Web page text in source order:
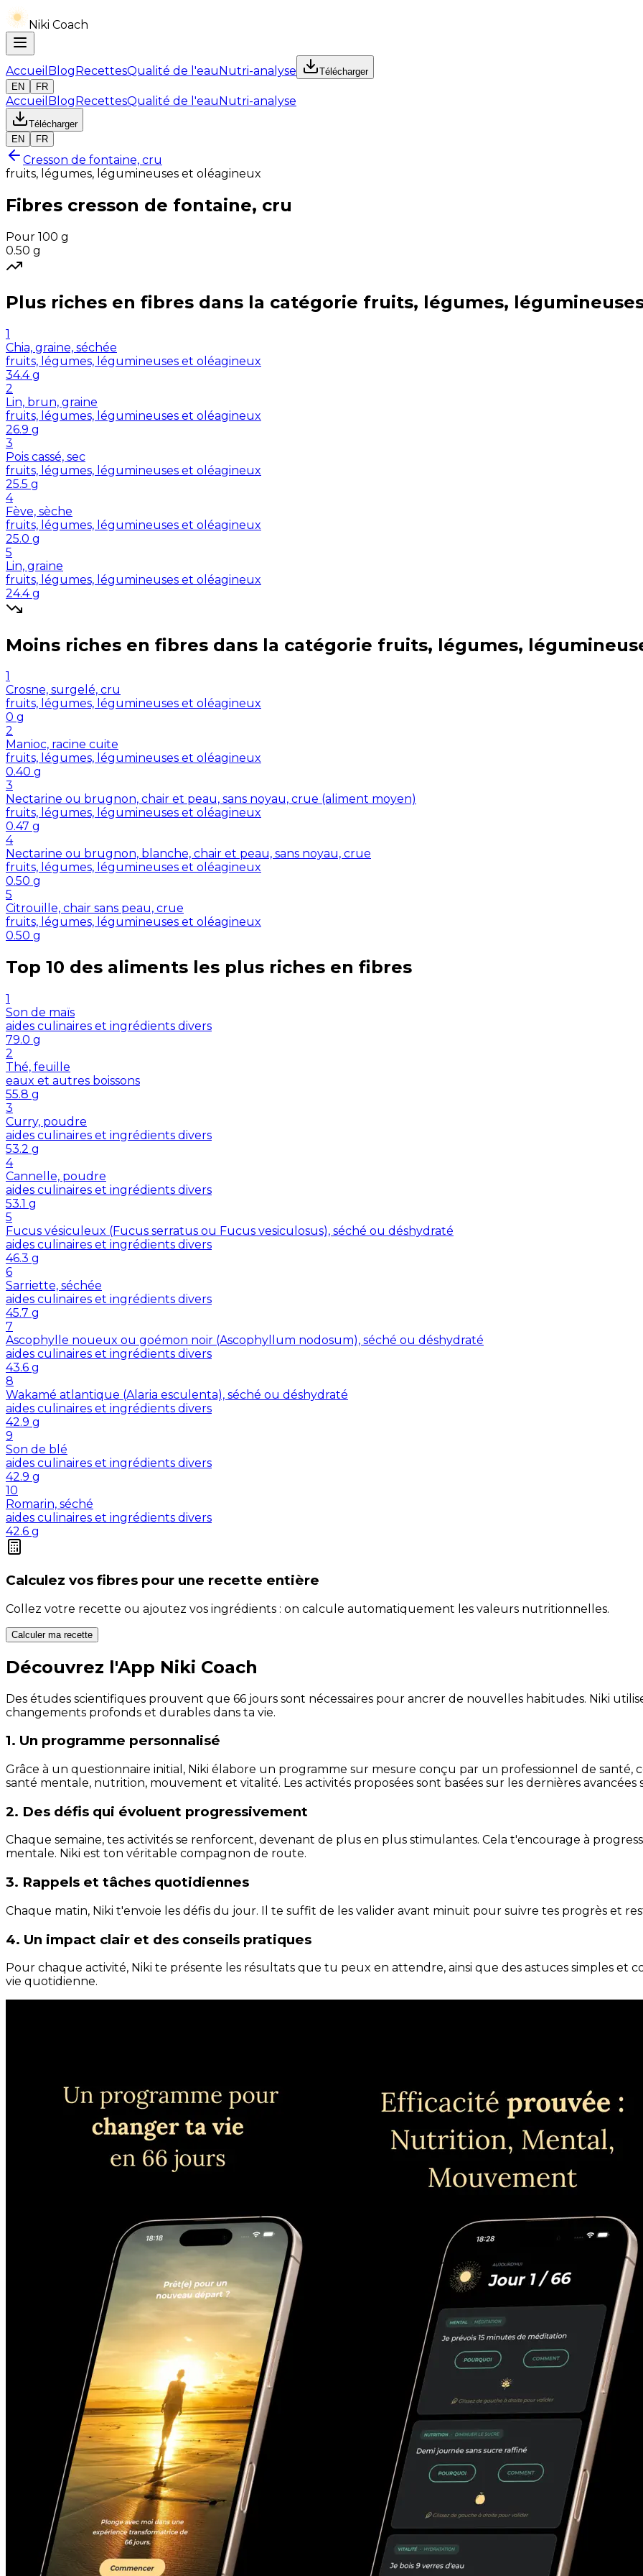
Niki Coach
Accueil BlogRecettesQualité de l'eauNutri-analyse
Télécharger
EN
FR
Accueil BlogRecettesQualité de l'eauNutri-analyse
Télécharger
EN
FR
Cresson de fontaine, cru
fruits, légumes, légumineuses et oléagineux
Fibres cresson de fontaine, cru
Pour 100 g
0.50 g
Plus riches en fibres dans la catégorie fruits, légumes,
1
Chia, graine, séchée
fruits, légumes, légumineuses et oléagineux
34.4 g
2
Lin, brun, graine
fruits, légumes, légumineuses et oléagineux
26.9 g
3
Pois cassé, sec
fruits, légumes, légumineuses et oléagineux
25.5 g
4
Fève, sèche
fruits, légumes, légumineuses et oléagineux
25.0 g
5
Lin, graine
fruits, légumes, légumineuses et oléagineux
24.4 g
Moins riches en fibres dans la catégorie fruits, légumes,
1
Crosne, surgelé, cru
fruits, légumes, légumineuses et oléagineux
0 g
2
Manioc, racine cuite
fruits, légumes, légumineuses et oléagineux
0.40 g
3
Nectarine ou brugnon, chair et peau, sans noyau, crue (aliment moyen)
fruits, légumes, légumineuses et oléagineux
0.47 g
4
Nectarine ou brugnon, blanche, chair et peau, sans noyau, crue
fruits, légumes, légumineuses et oléagineux
0.50 g
5
Citrouille, chair sans peau, crue
fruits, légumes, légumineuses et oléagineux
0.50 g
Top 10 des aliments les plus riches en fibres
1
Son de maïs
aides culinaires et ingrédients divers
79.0 g
2
Thé, feuille
eaux et autres boissons
55.8 g
3
Curry, poudre
aides culinaires et ingrédients divers
53.2 g
4
Cannelle, poudre
aides culinaires et ingrédients divers
53.1 g
5
Fucus vésiculeux (Fucus serratus ou Fucus vesiculosus), séché ou déshydraté
aides culinaires et ingrédients divers
46.3 g
6
Sarriette, séchée
aides culinaires et ingrédients divers
45.7 g
7
Ascophylle noueux ou goémon noir (Ascophyllum nodosum), séché ou déshydraté
aides culinaires et ingrédients divers
43.6 g
8
Wakamé atlantique (Alaria esculenta), séché ou déshydraté
aides culinaires et ingrédients divers
42.9 g
9
Son de blé
aides culinaires et ingrédients divers
42.9 g
10
Romarin, séché
aides culinaires et ingrédients divers
42.6 g
Calculez vos fibres pour une recette entière
Collez votre recette ou ajoutez vos ingrédients : on calcule automatiquement les valeurs nutritionnelles.
Calculer ma recette
Découvrez l'App Niki Coach
Des études scientifiques prouvent que 66 jours sont nécessaires pour ancrer de nouvelles habitudes. Niki
changements profonds et durables dans ta vie.
1. Un programme personnalisé
Grâce à un questionnaire initial, Niki élabore un programme sur mesure conçu par un professionnel de santé,
santé mentale, nutrition, mouvement et vitalité. Les activités proposées sont basées sur les dernières
2. Des défis qui évoluent progressivement
Chaque semaine, tes activités se renforcent, devenant de plus en plus stimulantes. Cela t'encourage à
mentale. Niki est ton véritable compagnon de route.
3. Rappels et tâches quotidiennes
Chaque matin, Niki t'envoie les défis du jour. Il te suffit de les valider avant minuit pour suivre tes progrès et
4. Un impact clair et des conseils pratiques
Pour chaque activité, Niki te présente les résultats que tu peux en attendre, ainsi que des astuces simples et
vie quotidienne.